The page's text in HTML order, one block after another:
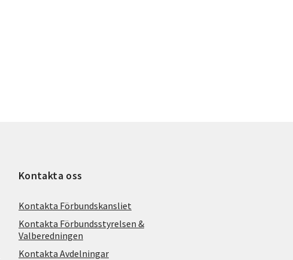
Kontakta oss
Kontakta Förbundskansliet
Kontakta Förbundsstyrelsen &
Valberedningen
Kontakta Avdelningar